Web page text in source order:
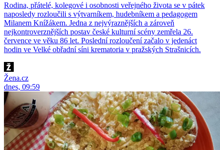
Rodina, přátelé, kolegové i osobnosti veřejného života se v pátek
naposledy rozloučili s výtvarníkem, hudebníkem a pedagogem
Milanem Knížákem. Jedna z nejvýraznějších a zároveň
nejkontroverznějších postav české kulturní scény zemřela 26.
července ve věku 86 let. Poslední rozloučení začalo v jedenáct
hodin ve Velké obřadní síni krematoria v pražských Strašnicích.
Žena.cz
dnes, 09:59